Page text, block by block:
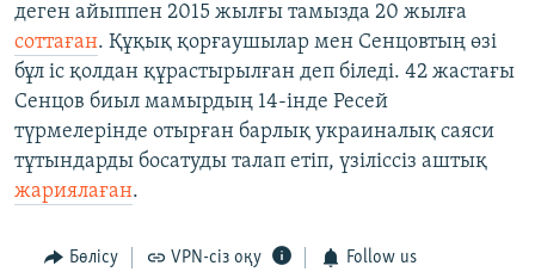
деген айыппен 2015 жылғы тамызда 20 жылға
соттаған. Құқық қорғаушылар мен Сенцовтың өзі
бұл іс қолдан құрастырылған деп біледі. 42 жастағы
Сенцов биыл мамырдың 14-інде Ресей
түрмелерінде отырған барлық украиналық саяси
тұтындарды босатуды талап етіп, үзіліссіз аштық
жариялаған.
Бөлісу VPN-сіз оқу Follow us